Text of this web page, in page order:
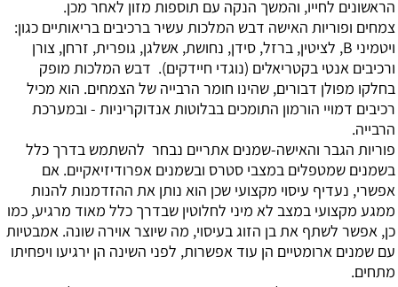
הראשונים לחייו, והמשך הנקה עם תוספות מזון לאחר מכן.
צמחים ופוריות האישה דבש המלכות עשיר ברכיבים בריאותיים כגון:
ויטמיני B, לציטין, ברזל, סידן, נחושת, אשלגן, גופרית, זרחן, צורן
ורכיבים אנטי בקטריאלים (נוגדי חיידקים). דבש המלכות מופק
בחלקו מפולן דבורים, שהינו חומר הרבייה של הצמחים. הוא מכיל
רכיבים דמויי הורמון התומכים בבלוטות אנדוקריניות - ובמערכת
הרבייה.
פוריות הגבר והאישה-שמנים אתריים נבחר להשתמש בדרך כלל
בשמנים שמטפלים במצבי סטרס ובשמנים אפרודיזיאקיים. אם
אפשרי, נעדיף עיסוי מקצועי שכן הוא נותן את ההזדמנות להנות
ממגע מקצועי במצב לא מיני לחלוטין שבדרך כלל מאוד מרגיע, כמו
כן, אפשר לשתף את בן הזוג בעיסוי, מה שיוצר אוירה שונה. אמבטיות
עם שמנים ארומטיים הן עוד אפשרות, לפני השינה הן ירגיעו ויפחיתו
מתחים.